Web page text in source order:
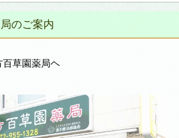
のご案内
百草園薬局ヘ